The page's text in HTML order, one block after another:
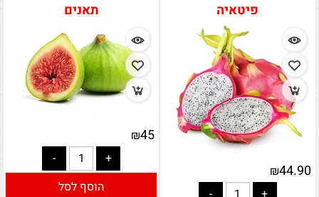
פיטאיה
₪44.90
תאנים
₪45
הוסף לסל